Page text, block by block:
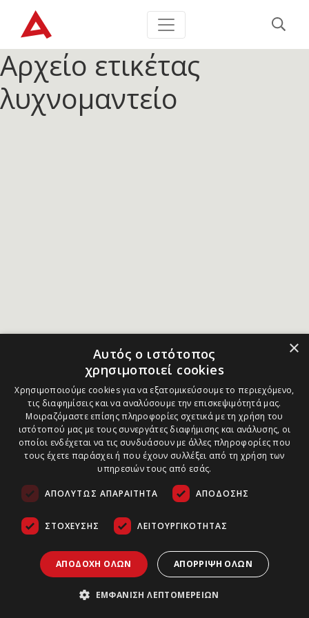
Αρχείο ετικέτας
λυχνομαντείο
×
Αυτός ο ιστότοπος
χρησιμοποιεί cookies
Χρησιμοποιούμε cookies για να εξατομικεύσουμε το περιεχόμενο,
τις διαφημίσεις και να αναλύσουμε την επισκεψιμότητά μας.
Μοιραζόμαστε επίσης πληροφορίες σχετικά με τη χρήση του
ιστότοπού μας με τους συνεργάτες διαφήμισης και ανάλυσης, οι
οποίοι ενδέχεται να τις συνδυάσουν με άλλες πληροφορίες που
τους έχετε παράσχει ή που έχουν συλλέξει από τη χρήση των
υπηρεσιών τους από εσάς.
ΑΠΟΛΎΤΩΣ ΑΠΑΡΑΊΤΗΤΑ ΑΠΌΔΟΣΗΣ
ΣΤΌΧΕΥΣΗΣ ΛΕΙΤΟΥΡΓΙΚΌΤΗΤΑΣ
ΑΠΟΔΟΧΉ ΌΛΩΝ ΑΠΌΡΡΙΨΗ ΌΛΩΝ
ΕΜΦΆΝΙΣΗ ΛΕΠΤΟΜΕΡΕΙΏΝ